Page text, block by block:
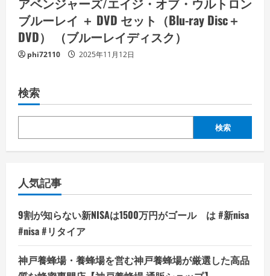
ブルーレイ ＋ DVD セット（Blu-ray Disc＋
DVD） （ブルーレイディスク）
phi72110 2025年11月12日
検索
検索
人気記事
9割が知らない新NISAは1500万円がゴール は #新nisa
#nisa #リタイア
神戸養蜂場・養蜂場を営む神戸養蜂場が厳選した高品